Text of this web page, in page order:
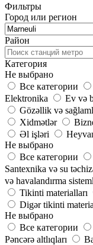
Фильтры
Город или регион
Район
Категория
Не выбрано
Все категории
Elektronika
Ev və
Gözəllik və
Xidmətlər
Əl işləri
Не выбрано
Все категории
Santexnika və su
və havalandırma
Tikinti materialları
Digər tikinti
Не выбрано
Все категории
Pəncərə altlıqları